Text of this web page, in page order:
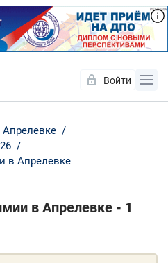
Войти
в Апрелевке
в Апрелевке - 1
Нет